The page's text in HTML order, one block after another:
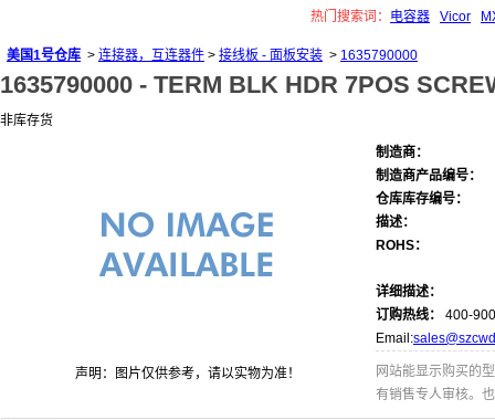
热门搜索词： 电容器 Vicor
美国1号仓库 > 连接器，互连器件 > 接线板 - 面板安装 > 1635790000
1635790000 - TERM BLK HDR 7POS
非库存货
声明：图片仅供参考，请以实物为准！
制造商：
制造商产品编号：
仓库库存编号：
描述：
ROHS：
详细描述：
订购热线：
400-
Email:
网站能显示购买的
有销售专人审核。